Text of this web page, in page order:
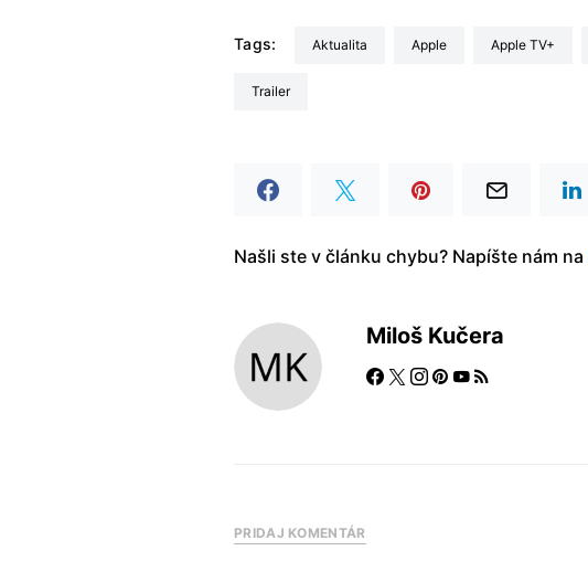
Tags: aktualita Apple Apple TV+
trailer
Našli ste v článku chybu? Napíšte nám na
Miloš Kučera
PRIDAJ KOMENTÁR